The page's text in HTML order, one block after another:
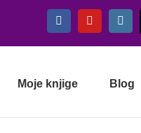
FacebookYouTube
Moje knjige Blog